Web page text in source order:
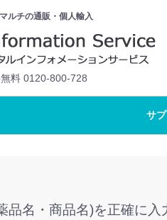
ルチの通販・個人輸入
料 0120-800-728
サ
品名・商品名)を正確に入